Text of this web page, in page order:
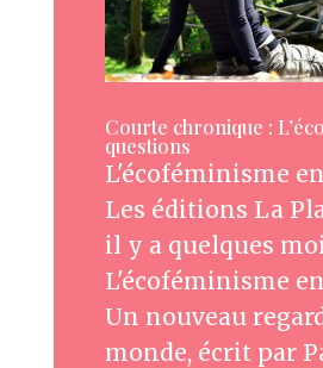
Courte chronique :
questions
L'écoféminisme
Les éditions La
il y a quelques
L'écoféminisme
Un nouveau
monde, écrit par